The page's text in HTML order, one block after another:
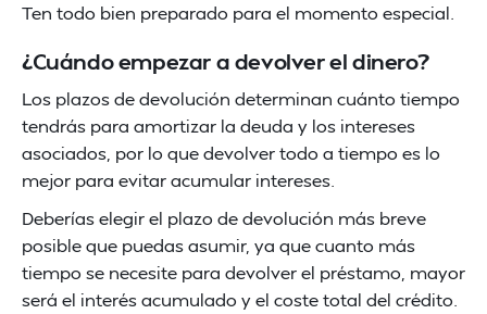
Ten todo bien preparado para el momento especial.
¿Cuándo empezar a devolver el dinero?
Los plazos de devolución determinan cuánto tiempo
tendrás para amortizar la deuda y los intereses
asociados, por lo que devolver todo a tiempo es lo
mejor para evitar acumular intereses.
Deberías elegir el plazo de devolución más breve
posible que puedas asumir, ya que cuanto más
tiempo se necesite para devolver el préstamo, mayor
será el interés acumulado y el coste total del crédito.